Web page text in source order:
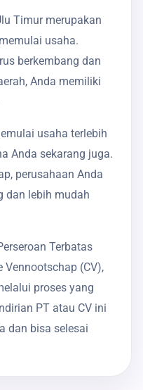
Timur merupakan
usaha.
berkembang dan
Anda memiliki
usaha terlebih
Anda sekarang juga.
perusahaan Anda
dan lebih mudah
Terbatas
(CV),
proses yang
PT atau CV ini
dan bisa selesai